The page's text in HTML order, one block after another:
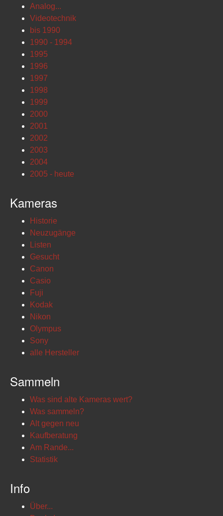
Analog...
Videotechnik
bis 1990
1990 - 1994
1995
1996
1997
1998
1999
2000
2001
2002
2003
2004
2005 - heute
Kameras
Historie
Neuzugänge
Listen
Gesucht
Canon
Casio
Fuji
Kodak
Nikon
Olympus
Sony
alle Hersteller
Sammeln
Was sind alte Kameras wert?
Was sammeln?
Alt gegen neu
Kaufberatung
Am Rande...
Statistik
Info
Über...